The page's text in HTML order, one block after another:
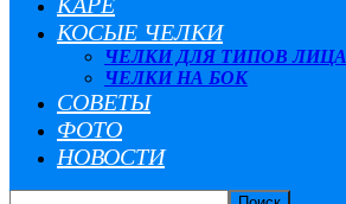
КОСЫЕ ЧЕЛКИ
ЧЕЛКИ ДЛЯ ТИПОВ ЛИЦА
ЧЕЛКИ НА БОК
СОВЕТЫ
ФОТО
НОВОСТИ